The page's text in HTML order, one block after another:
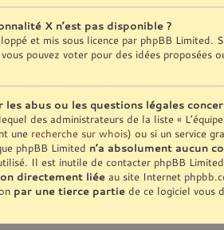
X n’est pas disponible ?
et mis sous licence par phpBB Limited.
pouvez voter pour des idées proposées
abus ou les questions légales
des administrateurs de la liste «
une recherche sur whois) ou si un service
phpBB Limited n’a absolument aucun
Il est inutile de contacter phpBB
directement liée au site Internet
par une tierce partie de ce logiciel vous